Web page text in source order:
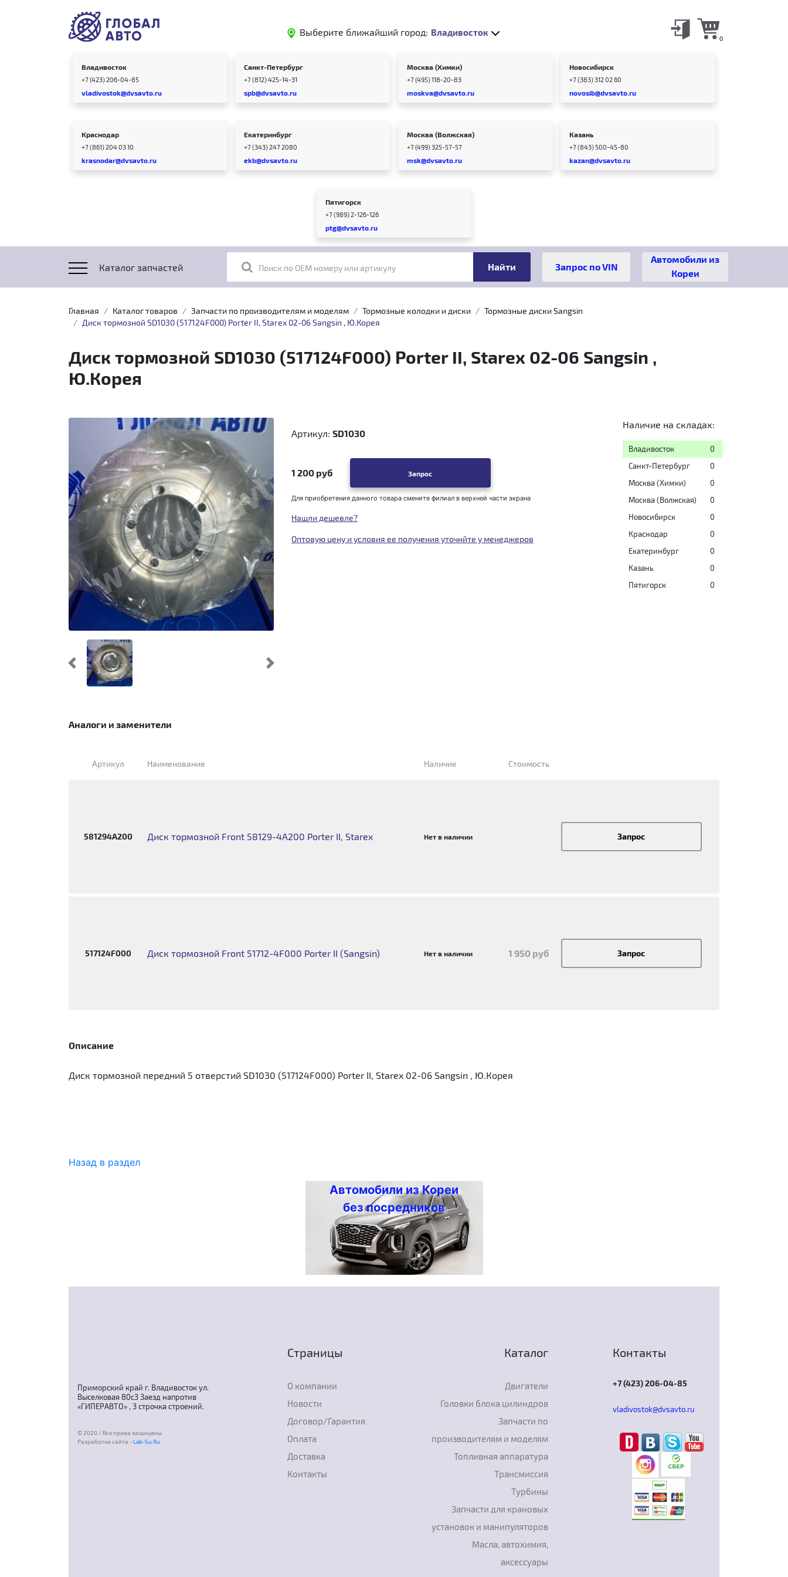
Выберите ближайший город: Владивосток
0
Владивосток
+7 (423) 206-04-85
vladivostok@dvsavto.ru
Санкт-Петербург
+7 (812) 425-14-31
spb@dvsavto.ru
Москва (Химки)
+7 (495) 118-20-83
moskva@dvsavto.ru
Новосибирск
+7 (383) 312 02 60
novosib@dvsavto.ru
Краснодар
+7 (861) 204 03 10
krasnodar@dvsavto.ru
Екатеринбург
+7 (343) 247 2080
ekb@dvsavto.ru
Москва (Волжская)
+7 (499) 325-57-57
msk@dvsavto.ru
Казань
+7 (843) 500-45-80
kazan@dvsavto.ru
Пятигорск
+7 (989) 2-126-126
ptg@dvsavto.ru
Каталог запчастей Поиск по OEM номеру или артикулу
Автомобили из
Кореи
Главная Каталог товаров Запчасти по производителям и моделям Тормозные колодки и диски
Тормозные диски Sangsin
Диск тормозной SD1030 (517124F000) Porter II, Starex 02-06 Sangsin , Ю.Корея
Диск тормозной SD1030 (517124F000) Porter II, Starex 02-06 Sangsin ,
Ю.Корея
Предыдущий Cледующий
Артикул: SD1030
1 200 руб Запрос
Для приобретения данного товара смените филиал в верхней части экрана
Нашли дешевле?
Оптовую цену и условия ее получения уточнйте у менеджеров
Наличие на складах:
Владивосток
0
Санкт-Петербург
0
Москва (Химки)
0
Москва (Волжская)
0
Новосибирск
0
Краснодар
0
Екатеринбург
0
Казань
0
Пятигорск
0
Аналоги и заменители
Артикул Наименование Наличие Стоимость
581294A200 Диск тормозной Front 58129-4A200 Porter II, Starex Нет в наличии Запрос
517124F000 Диск тормозной Front 51712-4F000 Porter II (Sangsin) Нет в наличии 1 950 руб Запрос
Описание
Диск тормозной передний 5 отверстий SD1030 (517124F000) Porter II, Starex 02-06 Sangsin , Ю.Корея
Назад в раздел
Автомобили из Кореи
без посредников
Приморский край г. Владивосток ул.
Выселковая 80с3 Заезд напротив
«ГИПЕРАВТО» , 3 строчка строений.
© 2020 / Все права защищены
Разработка сайта -Lab-Su.Ru
Страницы
О компании
Новости
Договор/Гарантия
Оплата
Доставка
Контакты
Каталог
Двигатели
Головки блока цилиндров
Запчасти по
производителям и моделям
Топливная аппаратура
Трансмиссия
Турбины
Запчасти для крановых
установок и манипуляторов
Масла, автохимия,
аксессуары
Контакты
+7 (423) 206-04-85
vladivostok@dvsavto.ru